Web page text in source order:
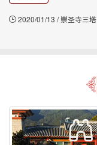
2020/01/13 / 崇圣寺三塔